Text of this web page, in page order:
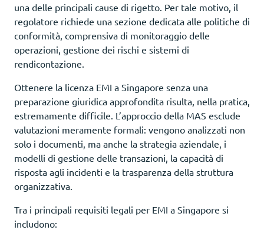
una delle principali cause di rigetto. Per tale motivo, il
regolatore richiede una sezione dedicata alle politiche di
conformità, comprensiva di monitoraggio delle
operazioni, gestione dei rischi e sistemi di
rendicontazione.
Ottenere la licenza EMI a Singapore senza una
preparazione giuridica approfondita risulta, nella pratica,
estremamente difficile. L’approccio della MAS esclude
valutazioni meramente formali: vengono analizzati non
solo i documenti, ma anche la strategia aziendale, i
modelli di gestione delle transazioni, la capacità di
risposta agli incidenti e la trasparenza della struttura
organizzativa.
Tra i principali requisiti legali per EMI a Singapore si
includono: